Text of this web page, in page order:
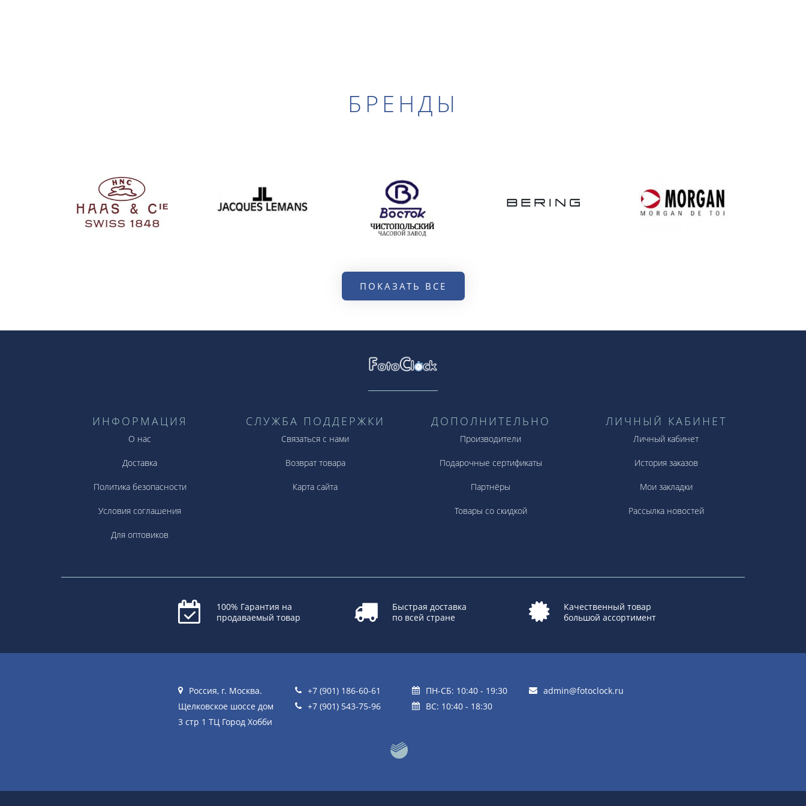
БРЕНДЫ
ПОКАЗАТЬ ВСЕ
ИНФОРМАЦИЯ
О нас
Доставка
Политика безопасности
Условия соглашения
Для оптовиков
СЛУЖБА ПОДДЕРЖКИ
Связаться с нами
Возврат товара
Карта сайта
ДОПОЛНИТЕЛЬНО
Производители
Подарочные сертификаты
Партнёры
Товары со скидкой
ЛИЧНЫЙ КАБИНЕТ
Личный кабинет
История заказов
Мои закладки
Рассылка новостей
100% Гарантия на
продаваемый товар
Быстрая доставка
по всей стране
Качественный товар
большой ассортимент
Россия, г. Москва.
Щелковское шоссе дом
3 стр 1 ТЦ Город Хобби
+7 (901) 186-60-61
+7 (901) 543-75-96
ПН-СБ: 10:40 - 19:30
ВС: 10:40 - 18:30
admin@fotoclock.ru